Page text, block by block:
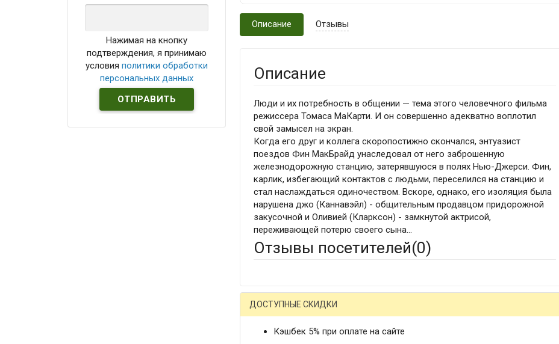
Нажимая на кнопку
подтверждения, я принимаю
условияполитики обработки
персональных данных
Описание Отзывы
Описание
Люди и их потребность в общении — тема этого человечного фильма
режиссера Томаса МаКарти. И он совершенно адекватно воплотил
свой замысел на экран.
Когда его друг и коллега скоропостижно скончался, энтуазист
поездов Фин МакБрайд унаследовал от него заброшенную
железнодорожную станцию, затерявшуюся в полях Нью-Джерси. Фин,
карлик, избегающий контактов с людьми, переселился на станцию и
стал наслаждаться одиночеством. Вскоре, однако, его изоляция была
нарушена джо (Каннавэйл) - общительным продавцом придорожной
закусочной и Оливией (Кларксон) - замкнутой актрисой,
переживающей потерю своего сына...
Отзывы посетителей(0)
ДОСТУПНЫЕ СКИДКИ
Кэшбек 5% при оплате на сайте